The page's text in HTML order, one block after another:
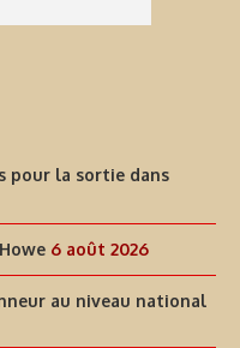
pour la sortie dans
6 août 2026
au niveau national